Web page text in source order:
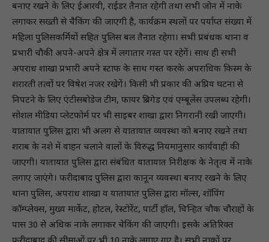
बनाए रखने के लिए ईआरवी, राईडर तैनात रहेगी तथा सभी जोन में नाके
लगाकर सख्ती से चैकिंग की जाएगी है, कार्यक्रम स्थलों पर पर्याप्त संख्या में
महिला पुलिसकर्मियों सहित पुलिस बल तैनात रहेगा। सभी प्रबंधक थाना व
प्रभारी चौकी अपने-अपने क्षेत्र में लगातार गस्त पर रहेगें। साथ ही सभी
अपराध शाखा प्रभारी अपने स्टाफ के साथ गस्त करके अपराधिक किस्म के
शरारती तत्वों पर विषेश नजर रखेगें। किसी भी प्रकार की अप्रिय घटना से
निपटने के लिए एंटीसबोडेज टीम, फायर ब्रिगेड एवं एम्बूलेंस उपलब्ध रहेगी।
सोशल मीडिया प्लेटफोर्म पर भी साइबर शाखा द्वारा निगरानी रखी जाएगी।
यातायात पुलिस द्वारा भी अलग से यातायात व्यवस्था को बनाए रखने तथा
शराब के नशे में वाहन चलाने वालों के विरुद्ध नियमानुसार कार्यवाही की
जाएगी। यातायात पुलिस द्वारा संबंधित यातायात निरीक्षक के नेतृत्व में नाके
लगाए जाएंगे। फरीदाबाद पुलिस द्वारा कानून व्यवस्था बनाए रखने के लिए
थाना पुलिस, अपराध शाखा व यातायात पुलिस द्वारा मॉल्स, शॉपिंग
कॉम्प्लेक्स, मुख्य मार्केट, होटल, रेस्टोरेंट, पार्टी हॉल, चिन्हित चौक चौराहों के
पास 30 से अधिक नाके लगाकर चेकिंग की जाएगी। इसके अतिरिक्त